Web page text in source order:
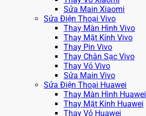
Sửa Main Xiaomi
Sửa Điện Thoại Vivo
Thay Màn Hình Vivo
Thay Mặt Kính Vivo
Thay Pin Vivo
Thay Chân Sạc Vivo
Thay Vỏ Vivo
Sửa Main Vivo
Sửa Điện Thoại Huawei
Thay Màn Hình Huawei
Thay Mặt Kính Huawei
Thay Vỏ Huawei